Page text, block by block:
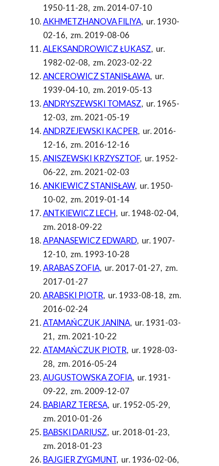
1950-11-28, zm. 2014-07-10
AKHMETZHANOVA FILIYA, ur. 1930-
02-16, zm. 2019-08-06
ALEKSANDROWICZ ŁUKASZ, ur.
1982-02-08, zm. 2023-02-22
ANCEROWICZ STANISŁAWA, ur.
1939-04-10, zm. 2019-05-13
ANDRYSZEWSKI TOMASZ, ur. 1965-
12-03, zm. 2021-05-19
ANDRZEJEWSKI KACPER, ur. 2016-
12-16, zm. 2016-12-16
ANISZEWSKI KRZYSZTOF, ur. 1952-
06-22, zm. 2021-02-03
ANKIEWICZ STANISŁAW, ur. 1950-
10-02, zm. 2019-01-14
ANTKIEWICZ LECH, ur. 1948-02-04,
zm. 2018-09-22
APANASEWICZ EDWARD, ur. 1907-
12-10, zm. 1993-10-28
ARABAS ZOFIA, ur. 2017-01-27, zm.
2017-01-27
ARABSKI PIOTR, ur. 1933-08-18, zm.
2016-02-24
ATAMAŃCZUK JANINA, ur. 1931-03-
21, zm. 2021-10-22
ATAMAŃCZUK PIOTR, ur. 1928-03-
28, zm. 2016-05-24
AUGUSTOWSKA ZOFIA, ur. 1931-
09-22, zm. 2009-12-07
BABIARZ TERESA, ur. 1952-05-29,
zm. 2010-01-26
BABSKI DARIUSZ, ur. 2018-01-23,
zm. 2018-01-23
BAJGIER ZYGMUNT, ur. 1936-02-06,